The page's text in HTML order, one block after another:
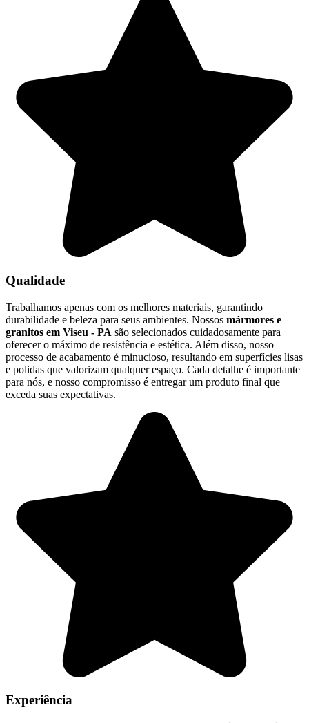
Qualidade
Trabalhamos apenas com os melhores materiais, garantindo
durabilidade e beleza para seus ambientes. Nossos mármores e
granitos em Viseu - PA são selecionados cuidadosamente para
oferecer o máximo de resistência e estética. Além disso, nosso
processo de acabamento é minucioso, resultando em superfícies lisas
e polidas que valorizam qualquer espaço. Cada detalhe é importante
para nós, e nosso compromisso é entregar um produto final que
exceda suas expectativas.
Experiência